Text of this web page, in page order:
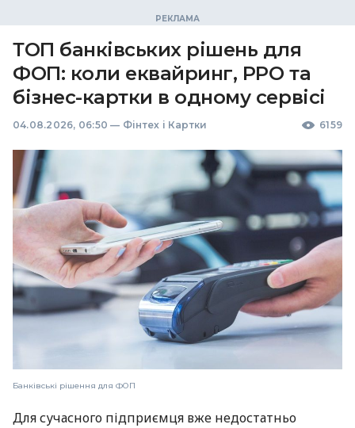
ТОП банківських рішень для
ФОП: коли еквайринг, РРО та
бізнес-картки в одному сервісі
04.08.2026, 06:50 — Фінтех і Картки 6159
Банківські рішення для ФОП
Для сучасного підприємця вже недостатньо